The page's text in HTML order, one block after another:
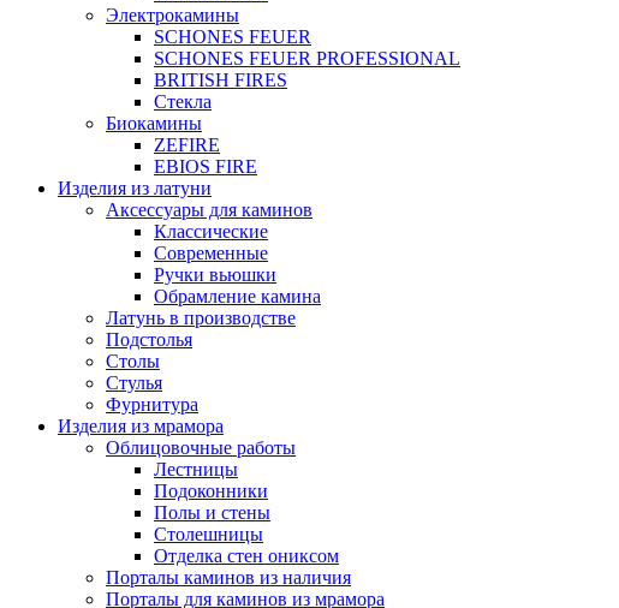
Электрокамины
SCHONES FEUER
SCHONES FEUER PROFESSIONAL
BRITISH FIRES
Стекла
Биокамины
ZEFIRE
EBIOS FIRE
Изделия из латуни
Аксессуары для каминов
Классические
Современные
Ручки вьюшки
Обрамление камина
Латунь в производстве
Подстолья
Столы
Стулья
Фурнитура
Изделия из мрамора
Облицовочные работы
Лестницы
Подоконники
Полы и стены
Столешницы
Отделка стен ониксом
Порталы каминов из наличия
Порталы для каминов из мрамора